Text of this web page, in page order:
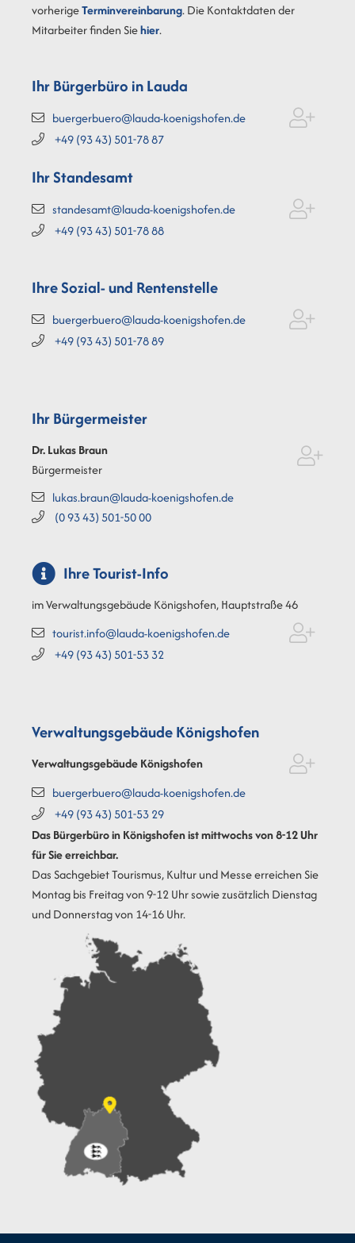
vorherigeTerminvereinbarung. Die Kontaktdaten der
Mitarbeiter finden Siehier.
Ihr Bürgerbüro in Lauda
buergerbuero@lauda-koenigshofen.de
+49 (9343) 501-7887
Ihr Standesamt
standesamt@lauda-koenigshofen.de
+49 (9343) 501-7888
Ihre Sozial- und Rentenstelle
buergerbuero@lauda-koenigshofen.de
+49 (9343) 501-7889
Ihr Bürgermeister
Dr. LukasBraun
Bürgermeister
lukas.braun@lauda-koenigshofen.de
(09343) 501-5000
Ihre Tourist-Info
im Verwaltungsgebäude Königshofen, Hauptstraße 46
tourist.info@lauda-koenigshofen.de
+49 (9343) 501-5332
Verwaltungsgebäude Königshofen
Verwaltungsgebäude Königshofen
buergerbuero@lauda-koenigshofen.de
+49 (9343) 501-5329
Das Bürgerbüro in Königshofen ist mittwochs von 8-12 Uhr
für Sie erreichbar.
Das Sachgebiet Tourismus, Kultur und Messe erreichen Sie
Montag bis Freitag von 9-12 Uhr sowie zusätzlich Dienstag
und Donnerstag von 14-16 Uhr.